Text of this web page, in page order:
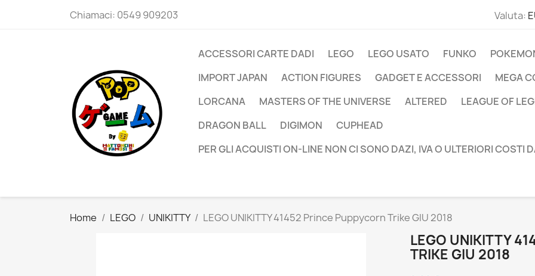
Chiamaci: 0549 909203 Valuta:
ACCESSORI CARTE DADI LEGO LEGO USATO FUNKO
IMPORT JAPAN
ACTION FIGURES GADGET E ACCESSORI MEGA
LORCANA
MASTERS OF THE UNIVERSE ALTERED LEAGUE OF
DRAGON BALL
DIGIMON
CUPHEAD
PER GLI ACQUISTI ON-LINE NON CI SONO DAZI, IVA O ULTERIORI COSTI
Home LEGO UNIKITTY LEGO UNIKITTY 41452 Prince Puppycorn Trike GIU 2018
LEGO UNIKITTY
TRIKE GIU 2018